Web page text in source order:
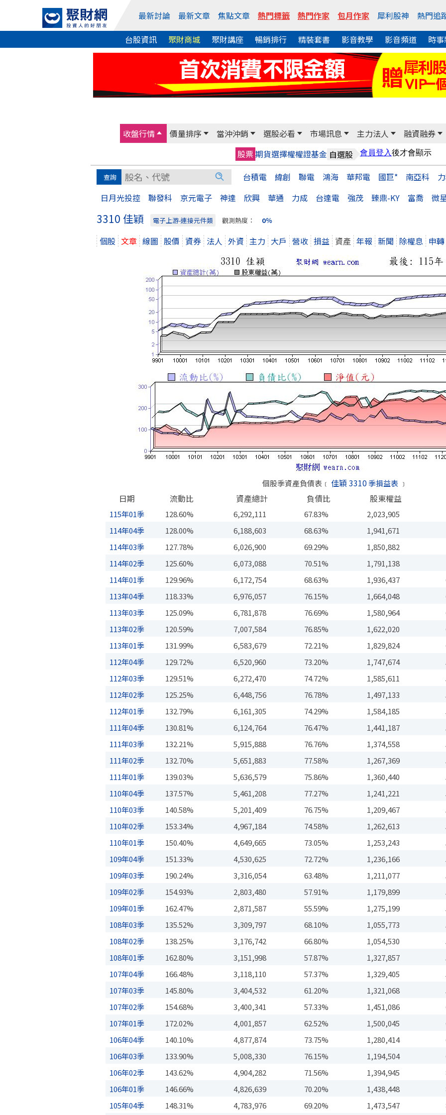
最新討論 最新文章 焦點文章 熱門標籤 熱門作家 包月作家 犀利股神
熱門追
台股資訊
聚財商城 聚財講座 暢銷排行 精裝套書 影音教學 影音頻道 時
收盤行情 價量排序 當沖沖銷 選股必看 市場訊息 主力法人
融資融券
股票期貨選擇權權證基金 自選股
台積電
緯創 聯電 鴻海 華邦電 國巨* 南亞科
日月光投控
聯發科 京元電子 神達 欣興 華通 力成 台達電 強茂 臻鼎-KY 富喬 微
3310 佳穎 電子上游-連接元件類 觀測熱度： 0％
個股 文章 線圖 股價 資券 法人 外資 主力 大戶 營收 損益 資產 年報 新聞 除權息 申轉
個股季資產負債表﹝ 佳穎 3310季損益表﹞
日期 流動比 資產總計 負債比 股東權益
115年01季 128.60% 6,292,111 67.83% 2,023,905
114年04季
128.00% 6,188,603 68.63% 1,941,671
114年03季
127.78% 6,026,900 69.29% 1,850,882
114年02季
125.60% 6,073,088 70.51% 1,791,138
114年01季
129.96% 6,172,754 68.63% 1,936,437
113年04季
118.33% 6,976,057 76.15% 1,664,048
113年03季
125.09% 6,781,878 76.69% 1,580,964
113年02季
120.59% 7,007,584 76.85% 1,622,020
113年01季
131.99% 6,583,679 72.21% 1,829,824
112年04季
129.72% 6,520,960 73.20% 1,747,674
112年03季
129.51% 6,272,470 74.72% 1,585,611
112年02季
125.25% 6,448,756 76.78% 1,497,133
112年01季
132.79% 6,161,305 74.29% 1,584,185
111年04季
130.81% 6,124,764 76.47% 1,441,187
111年03季
132.21% 5,915,888 76.76% 1,374,558
111年02季
132.70% 5,651,883 77.58% 1,267,369
111年01季
139.03% 5,636,579 75.86% 1,360,440
110年04季
137.57% 5,461,208 77.27% 1,241,221
110年03季
140.58% 5,201,409 76.75% 1,209,467
110年02季
153.34% 4,967,184 74.58% 1,262,613
110年01季
150.40% 4,649,665 73.05% 1,253,243
109年04季
151.33% 4,530,625 72.72% 1,236,166
109年03季
190.24% 3,316,054 63.48% 1,211,077
109年02季
154.93% 2,803,480 57.91% 1,179,899
109年01季
162.47% 2,871,587 55.59% 1,275,199
108年03季
135.52% 3,309,797 68.10% 1,055,773
108年02季
138.25% 3,176,742 66.80% 1,054,530
108年01季
162.80% 3,151,998 57.87% 1,327,857
107年04季
166.48% 3,118,110 57.37% 1,329,405
107年03季
145.80% 3,404,532 61.20% 1,321,068
107年02季
154.68% 3,400,341 57.33% 1,451,086
107年01季
172.02% 4,001,857 62.52% 1,500,045
106年04季
140.10% 4,877,874 73.75% 1,280,414
106年03季
133.90% 5,008,330 76.15% 1,194,504
106年02季
143.62% 4,904,282 71.56% 1,394,945
106年01季
146.66% 4,826,639 70.20% 1,438,448
105年04季
148.31% 4,783,976 69.20% 1,473,547